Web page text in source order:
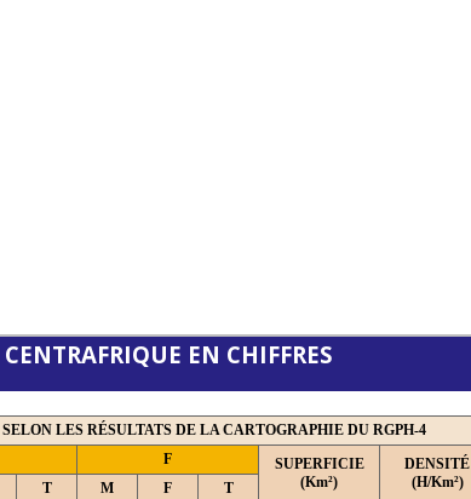
CENTRAFRIQUE EN CHIFFRES
SELON LES RÉSULTATS DE LA CARTOGRAPHIE DU RGPH-4
F
SUPERFICIE
(Km²)
DENSITÉ
(H/Km²)
T M F
T